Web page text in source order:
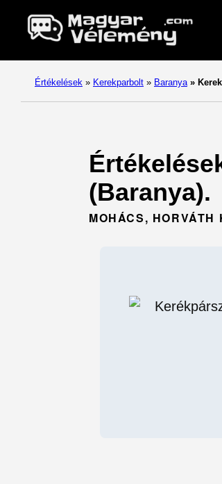
Értékelések » Kerekparbolt » Baranya »
(Baranya).
MOHÁCS,